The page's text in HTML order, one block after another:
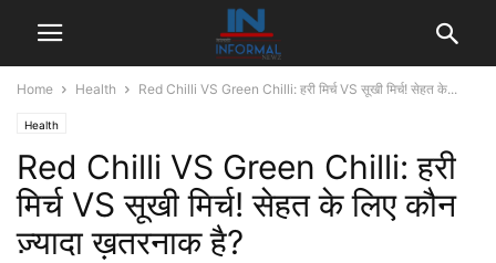
Home Health Red Chilli VS Green Chilli: हरी मिर्च VS सूखी मिर्च! सेहत के...
Health
Red Chilli VS Green Chilli: हरी
मिर्च VS सूखी मिर्च! सेहत के लिए कौन
ज़्यादा ख़तरनाक है?